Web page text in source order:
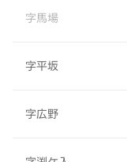
字馬場
字平坂
字広野